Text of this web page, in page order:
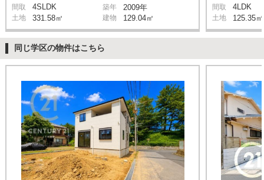
間取 4SLDK 築年 2009年
土地 331.58㎡ 建物 129.04㎡
間取 4LDK
土地 125.35㎡
同じ学区の物件はこちら